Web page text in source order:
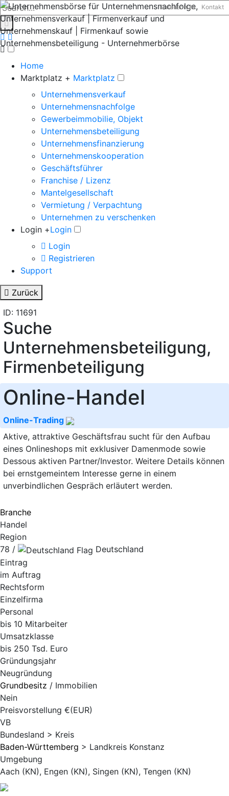
Datenschutz Kontakt
Home
Marktplatz + Marktplatz
Unternehmensverkauf
Unternehmensnachfolge
Gewerbeimmobilie, Objekt
Unternehmensbeteiligung
Unternehmensfinanzierung
Unternehmenskooperation
Geschäftsführer
Franchise / Lizenz
Mantelgesellschaft
Vermietung / Verpachtung
Unternehmen zu verschenken
Login +Login
Login
Registrieren
Support
Zurück
ID: 11691
Suche
Unternehmensbeteiligung,
Firmenbeteiligung
Online-Handel
Online-Trading
Aktive, attraktive Geschäftsfrau sucht für den Aufbau
eines Onlineshops mit exklusiver Damenmode sowie
Dessous aktiven Partner/Investor. Weitere Details können
bei ernstgemeintem Interesse gerne in einem
unverbindlichen Gespräch erläutert werden.
Branche
Handel
Region
78 /
Deutschland
Eintrag
im Auftrag
Rechtsform
Einzelfirma
Personal
bis 10 Mitarbeiter
Umsatzklasse
bis 250 Tsd. Euro
Gründungsjahr
Neugründung
Grundbesitz / Immobilien
Nein
Preisvorstellung €(EUR)
VB
Bundesland > Kreis
Baden-Württemberg > Landkreis Konstanz
Umgebung
Aach (KN), Engen (KN), Singen (KN), Tengen (KN)